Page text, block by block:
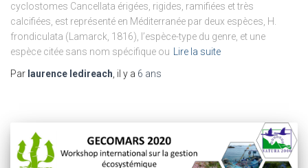
cyclostomes Cancellata érigées, rigides, ramifiées et très
calcifiées, est représenté en Méditerranée par deux espèces, H.
frondiculata (Lamarck, 1816), l’espèce-type du genre, et une
espèce citée sans nom spécifique ou Lire la suite
Par laurence ledireach, il y a 6 ans